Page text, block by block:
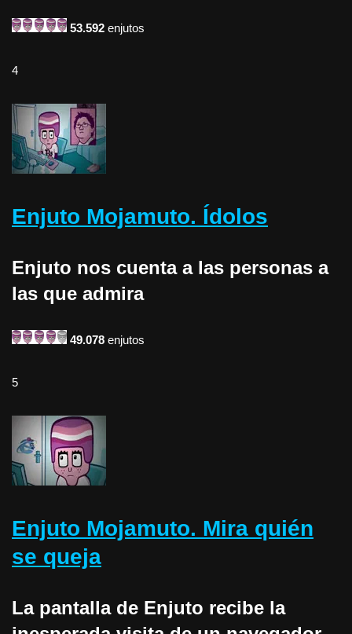
53.592 enjutos
4
Enjuto Mojamuto. Ídolos
Enjuto nos cuenta a las personas a
las que admira
49.078 enjutos
5
Enjuto Mojamuto. Mira quién
se queja
La pantalla de Enjuto recibe la